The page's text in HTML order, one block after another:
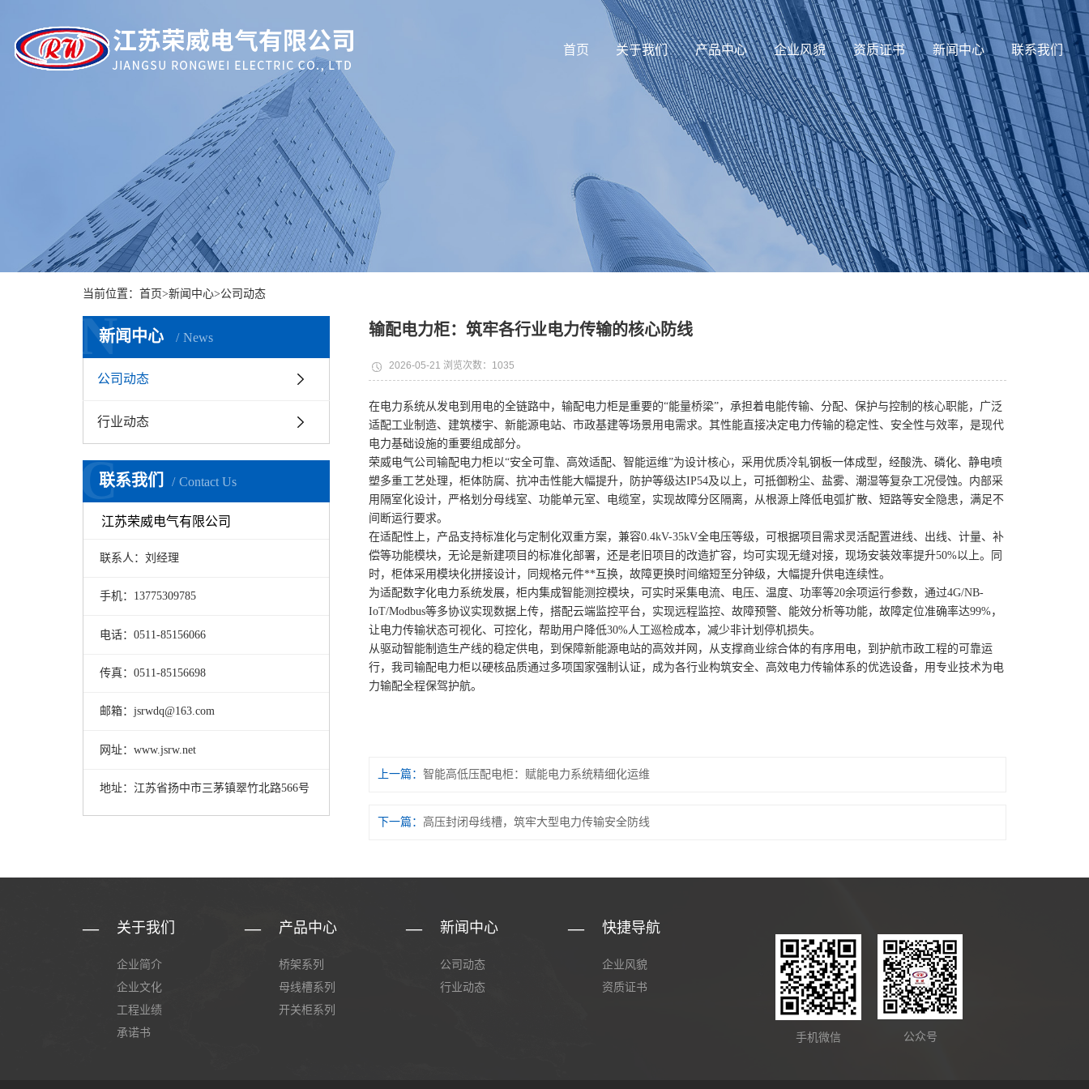
首页 关于我们 产品中心 企业风貌 资质证书 新闻中心 联系我们
当前位置： 首页>新闻中心>公司动态
新闻中心 News
N
公司动态
行业动态
联系我们 Contact Us
C
江苏荣威电气有限公司
联系人：刘经理
手机：13775309785
电话：0511-85156066
传真：0511-85156698
邮箱：jsrwdq@163.com
网址：www.jsrw.net
地址：江苏省扬中市三茅镇翠竹北路566号
输配电力柜：筑牢各行业电力传输的核心防线
2026-05-21 浏览次数：1035
在电力系统从发电到用电的全链路中，输配电力柜是重要的“能量桥梁”，承担着电能传输、分配、保护与控制的核心职能，广泛
适配工业制造、建筑楼宇、新能源电站、市政基建等场景用电需求。其性能直接决定电力传输的稳定性、安全性与效率，是现代
电力基础设施的重要组成部分。
荣威电气公司输配电力柜以“安全可靠、高效适配、智能运维”为设计核心，采用优质冷轧钢板一体成型，经酸洗、磷化、静电喷
塑多重工艺处理，柜体防腐、抗冲击性能大幅提升，防护等级达IP54及以上，可抵御粉尘、盐雾、潮湿等复杂工况侵蚀。内部采
用隔室化设计，严格划分母线室、功能单元室、电缆室，实现故障分区隔离，从根源上降低电弧扩散、短路等安全隐患，满足不
间断运行要求。
在适配性上，产品支持标准化与定制化双重方案，兼容0.4kV-35kV全电压等级，可根据项目需求灵活配置进线、出线、计量、补
偿等功能模块，无论是新建项目的标准化部署，还是老旧项目的改造扩容，均可实现无缝对接，现场安装效率提升50%以上。同
时，柜体采用模块化拼接设计，同规格元件**互换，故障更换时间缩短至分钟级，大幅提升供电连续性。
为适配数字化电力系统发展，柜内集成智能测控模块，可实时采集电流、电压、温度、功率等20余项运行参数，通过4G/NB-
IoT/Modbus等多协议实现数据上传，搭配云端监控平台，实现远程监控、故障预警、能效分析等功能，故障定位准确率达99%，
让电力传输状态可视化、可控化，帮助用户降低30%人工巡检成本，减少非计划停机损失。
从驱动智能制造生产线的稳定供电，到保障新能源电站的高效并网，从支撑商业综合体的有序用电，到护航市政工程的可靠运
行，我司输配电力柜以硬核品质通过多项国家强制认证，成为各行业构筑安全、高效电力传输体系的优选设备，用专业技术为电
力输配全程保驾护航。
上一篇： ​智能高低压配电柜：赋能电力系统精细化运维
下一篇： 高压封闭母线槽，筑牢大型电力传输安全防线
关于我们
企业简介
企业文化
工程业绩
承诺书
产品中心
桥架系列
母线槽系列
开关柜系列
新闻中心
公司动态
行业动态
快捷导航
企业风貌
资质证书
手机微信 公众号